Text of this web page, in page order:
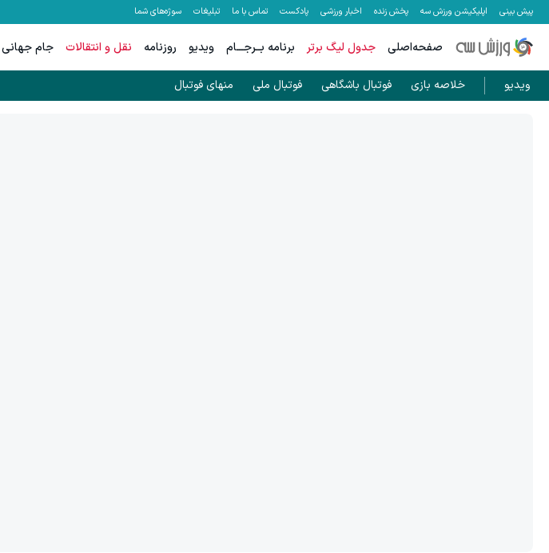
پیش بینی اپلیکیشن ورزش سه پخش زنده اخبار ورزشی پادکست تماس با ما تبلیغات سوژه‌های شما
صفحه‌اصلی جدول لیگ برتر برنامه بــرجـــام ویدیو روزنامه نقل و انتقالات جام جهانی
ویدیو خلاصه بازی فوتبال باشگاهی فوتبال ملی منهای فوتبال